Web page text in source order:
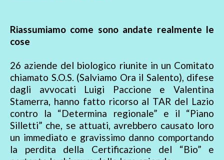
Riassumiamo come sono andate realmente le
cose
26 aziende del biologico riunite in un Comitato
chiamato S.O.S. (Salviamo Ora il Salento), difese
dagli avvocati Luigi Paccione e Valentina
Stamerra, hanno fatto ricorso al TAR del Lazio
contro la “Determina regionale” e il “Piano
Silletti” che, se attuati, avrebbero causato loro
un immediato e gravissimo danno comportando
la perdita della Certificazione del “Bio” e